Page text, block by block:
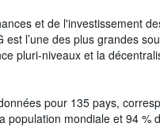
et de l'investissement
est l’une des plus grandes
pluri-niveaux et la
pour 135 pays,
population mondiale et 94 %